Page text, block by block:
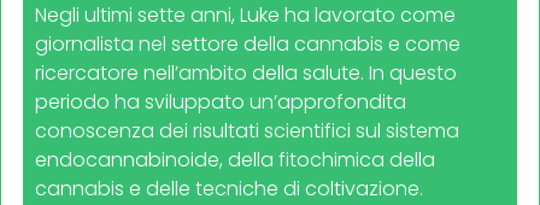
Negli ultimi sette anni, Luke ha lavorato come
giornalista nel settore della cannabis e come
ricercatore nell’ambito della salute. In questo
periodo ha sviluppato un’approfondita
conoscenza dei risultati scientifici sul sistema
endocannabinoide, della fitochimica della
cannabis e delle tecniche di coltivazione.